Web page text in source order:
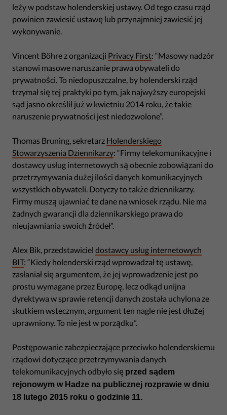
leży w podstaw holenderskiej ustawy. Od tego czasu rząd
powinien zawiesić ustawę lub przynajmniej zawiesić jej
wykonywanie.
Vincent Böhre z organizacji Privacy First: “Masowy nadzór
stanowi masowe naruszanie prawa obywateli do
prywatności. To niedopuszczalne, by holenderski rząd
trzymał się tej praktyki po tym, jak najwyższy europejski
sąd jasno określił już w kwietniu 2014 roku, że takie
naruszenie prywatności jest niedozwolone”.
Thomas Bruning, sekretarz Holenderskiego
Stowarzyszenia Dziennikarzy: “Firmy telekomunikacyjne i
dostawcy usług internetowych są obecnie zobowiązani do
przetrzymywania dużej ilości danych komunikacyjnych
wszystkich obywateli. Dotyczy to także dziennikarzy.
Firmy muszą ujawniać te dane na wniosek rządu. Nie ma
żadnych gwarancji dla dziennikarskiego prawa do
nieujawniania swoich źródeł”.
Alex Bik, przedstawiciel dostawcy usług internetowych
BIT: “Kiedy holenderski rząd wprowadzał tę ustawę,
zasłaniał się argumentem, że jej wprowadzenie jest po
prostu wymagane przez Europę, lecz odkąd unijna
dyrektywa w sprawie retencji danych została uchylona ze
skutkiem wstecznym, argument ten nagle nie jest dłużej
uprawniony. To nie jest w porządku”.
Postępowanie zabezpieczające przeciwko holenderskiemu
rządowi dotyczące przetrzymywania danych
telekomunikacyjnych odbyło się przed sądem
rejonowym w Hadze na publicznej rozprawie w dniu
18 lutego 2015 roku o godzinie 11.